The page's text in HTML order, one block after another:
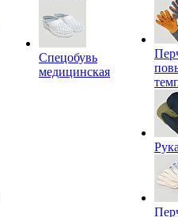
Спецобувь
медицинская